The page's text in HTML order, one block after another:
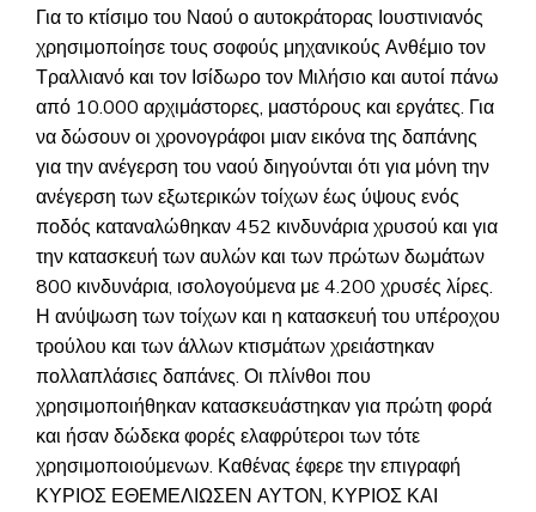
Για το κτίσιμο του Ναού ο αυτοκράτορας Ιουστινιανός
χρησιμοποίησε τους σοφούς μηχανικούς Ανθέμιο τον
Τραλλιανό και τον Ισίδωρο τον Μιλήσιο και αυτοί πάνω
από 10.000 αρχιμάστορες, μαστόρους και εργάτες. Για
να δώσουν οι χρονογράφοι μιαν εικόνα της δαπάνης
για την ανέγερση του ναού διηγούνται ότι για μόνη την
ανέγερση των εξωτερικών τοίχων έως ύψους ενός
ποδός καταναλώθηκαν 452 κινδυνάρια χρυσού και για
την κατασκευή των αυλών και των πρώτων δωμάτων
800 κινδυνάρια, ισολογούμενα με 4.200 χρυσές λίρες.
Η ανύψωση των τοίχων και η κατασκευή του υπέροχου
τρούλου και των άλλων κτισμάτων χρειάστηκαν
πολλαπλάσιες δαπάνες. Οι πλίνθοι που
χρησιμοποιήθηκαν κατασκευάστηκαν για πρώτη φορά
και ήσαν δώδεκα φορές ελαφρύτεροι των τότε
χρησιμοποιούμενων. Καθένας έφερε την επιγραφή
ΚΥΡΙΟΣ ΕΘΕΜΕΛΙΩΣΕΝ ΑΥΤΟΝ, ΚΥΡΙΟΣ ΚΑΙ